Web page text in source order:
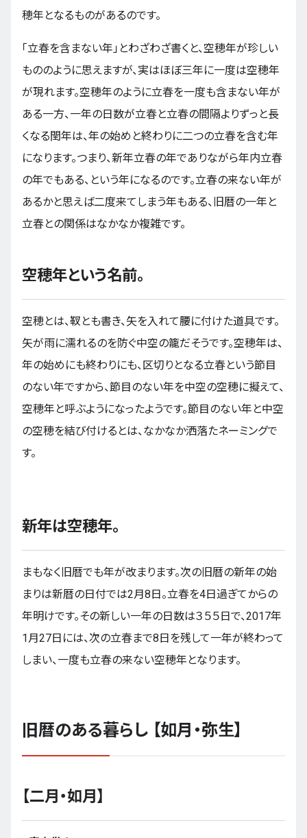
穂年となるものがあるのです。
「立春を含まない年」とわざわざ書くと、空穂年が珍しい
もののように思えますが、実はほぼ三年に一度は空穂年
が現れます。空穂年のように立春を一度も含まない年が
ある一方、一年の日数が立春と立春の間隔よりずっと長
くなる閏年は、年の始めと終わりに二つの立春を含む年
になります。つまり、新年立春の年でありながら年内立春
の年でもある、という年になるのです。立春の来ない年が
あるかと思えば二度来てしまう年もある、旧暦の一年と
立春との関係はなかなか複雑です。
空穂年という名前。
空穂とは、靫とも書き、矢を入れて腰に付けた道具です。
矢が雨に濡れるのを防ぐ中空の籠だそうです。空穂年は、
年の始めにも終わりにも、区切りとなる立春という節目
のない年ですから、節目のない年を中空の空穂に擬えて、
空穂年と呼ぶようになったようです。節目のない年と中空
の空穂を結び付けるとは、なかなか洒落たネーミングで
す。
新年は空穂年。
まもなく旧暦でも年が改まります。次の旧暦の新年の始
まりは新暦の日付では2月8日。立春を4日過ぎてからの
年明けです。その新しい一年の日数は３５５日で、2017年
1月27日には、次の立春まで8日を残して一年が終わって
しまい、一度も立春の来ない空穂年となります。
旧暦のある暮らし 【如月・弥生】
【二月・如月】